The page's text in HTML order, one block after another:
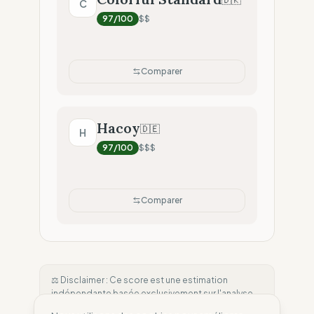
C
97/100 $$
Comparer
H Hacoy🇩🇪
97/100 $$$
Comparer
⚖️ Disclaimer : Ce score est une estimation
indépendante basée exclusivement sur l'analyse